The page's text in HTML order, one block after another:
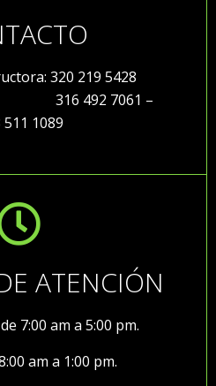
320 219 5428
316 492 7061 –
511 1089
ATENCIÓN
7:00 am a 5:00 pm.
am a 1:00 pm.